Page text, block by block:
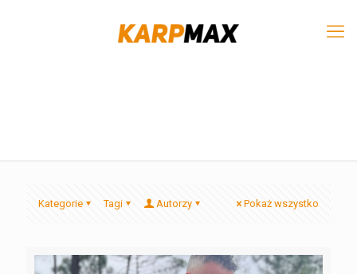
Kategorie Tagi Autorzy Pokaż wszystko